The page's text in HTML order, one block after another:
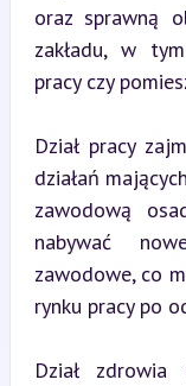
oraz sprawną
zakładu, w
pracy czy
Dział pracy
działań
zawodową
nabywać
zawodowe, co
rynku pracy po
Dział